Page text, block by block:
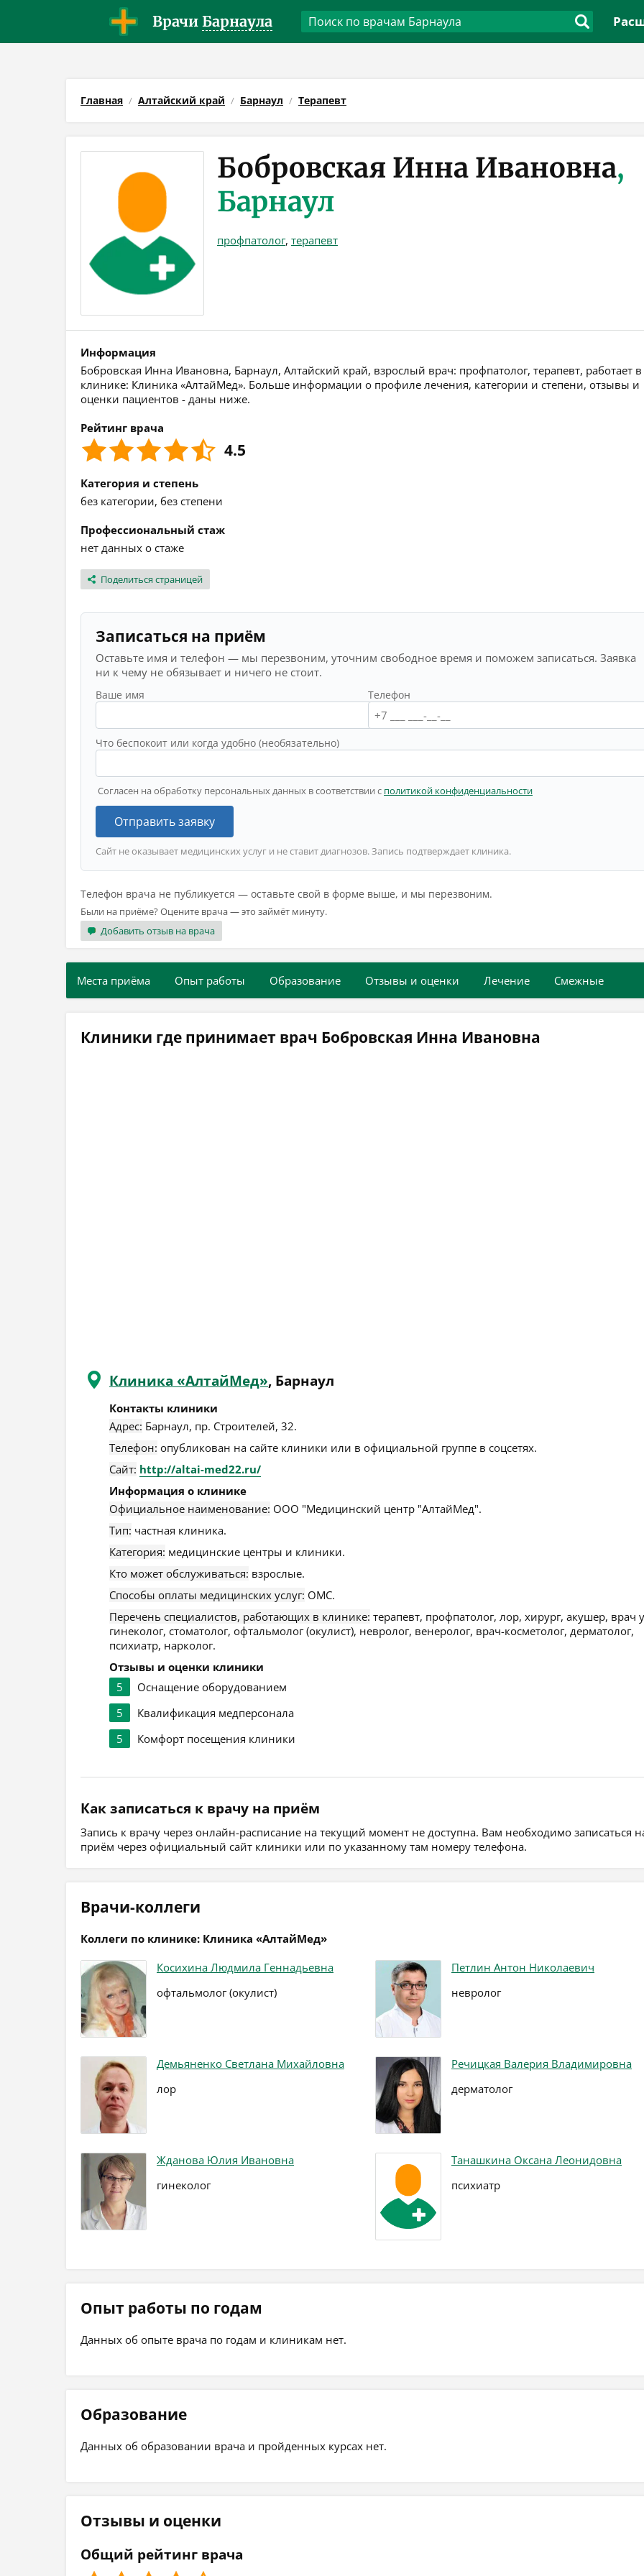
Врачи Барнаула
Главная Алтайский край Барнаул Терапевт
Бобровская Инна Ивановна,
Барнаул
профпатолог, терапевт
Информация
Бобровская Инна Ивановна, Барнаул, Алтайский край, взрослый врач: профпатолог, терапевт, работает в
клинике: Клиника «АлтайМед». Больше информации о профиле лечения, категории и степени, отзывы и
оценки пациентов - даны ниже.
Рейтинг врача
4.5
Категория и степень
без категории, без степени
Профессиональный стаж
нет данных о стаже
Поделиться страницей
Записаться на приём
Оставьте имя и телефон — мы перезвоним, уточним свободное время и поможем записаться. Заявка
ни к чему не обязывает и ничего не стоит.
Ваше имя Телефон
Что беспокоит или когда удобно (необязательно)
Согласен на обработку персональных данных в соответствии с политикой конфиденциальности
Отправить заявку
Сайт не оказывает медицинских услуг и не ставит диагнозов. Запись подтверждает клиника.
Телефон врача не публикуется — оставьте свой в форме выше, и мы перезвоним.
Были на приёме? Оцените врача — это займёт минуту.
Добавить отзыв на врача
Места приёма Опыт работы Образование Отзывы и оценки Лечение Смежные
Клиники где принимает врач Бобровская Инна Ивановна
Клиника «АлтайМед», Барнаул
Контакты клиники
Адрес: Барнаул, пр. Строителей, 32.
Телефон: опубликован на сайте клиники или в официальной группе в соцсетях.
Сайт: http://altai-med22.ru/
Информация о клинике
Официальное наименование: ООО "Медицинский центр "АлтайМед".
Тип: частная клиника.
Категория: медицинские центры и клиники.
Кто может обслуживаться: взрослые.
Способы оплаты медицинских услуг: ОМС.
Перечень специалистов, работающих в клинике: терапевт, профпатолог, лор, хирург, акушер, врач
гинеколог, стоматолог, офтальмолог (окулист), невролог, венеролог, врач-косметолог, дерматолог,
психиатр, нарколог.
Отзывы и оценки клиники
5
Оснащение оборудованием
5
Квалификация медперсонала
5
Комфорт посещения клиники
Как записаться к врачу на приём
Запись к врачу через онлайн-расписание на текущий момент не доступна. Вам необходимо записаться
приём через официальный сайт клиники или по указанному там номеру телефона.
Врачи-коллеги
Коллеги по клинике: Клиника «АлтайМед»
Косихина Людмила Геннадьевна
офтальмолог (окулист)
Петлин Антон Николаевич
невролог
Демьяненко Светлана Михайловна
лор
Речицкая Валерия Владимировна
дерматолог
Жданова Юлия Ивановна
гинеколог
Танашкина Оксана Леонидовна
психиатр
Опыт работы по годам
Данных об опыте врача по годам и клиникам нет.
Образование
Данных об образовании врача и пройденных курсах нет.
Отзывы и оценки
Общий рейтинг врача